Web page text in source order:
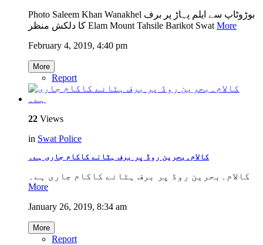
Photo Saleem Khan Wanakhel بوڑوٹاپ سے ایلم پہاڑ پر برف
کا دلکش منظر Elam Mount Tahsile Barikot Swat More
February 4, 2019, 4:40 pm
More
Report
22 Views
in Swat Police
کالام۔بحرین روڈ پر برف ہٹانے کاکام جاری ہے۔
کالام۔بحرین روڈ پر برف ہٹانے کاکام جاری ہے۔
More
January 26, 2019, 8:34 am
More
Report